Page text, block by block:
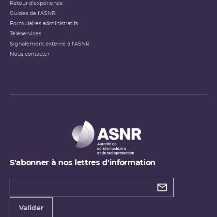
Retour d'expérience
Guides de l'ASNR
Formulaires administratifs
Téléservices
Signalement externe à l'ASNR
Nous contacter
S'abonner à nos lettres d'information
Types de
Valider